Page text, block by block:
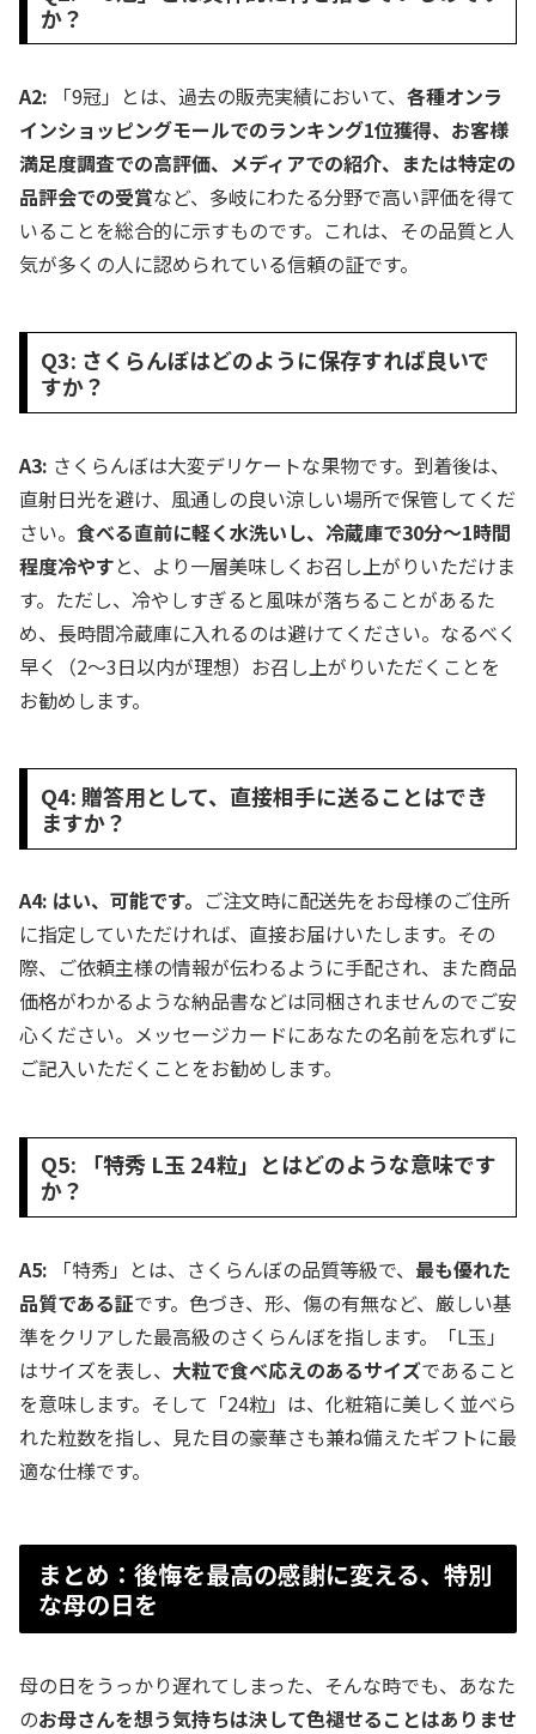
か？
A2: 「9冠」とは、過去の販売実績において、 各種オンラ
インショッピングモールでのランキング1位獲得、お客様
満足度調査での高評価、メディアでの紹介、または特定の
品評会での受賞など、多岐にわたる分野で高い評価を得て
いることを総合的に示すものです。これは、その品質と人
気が多くの人に認められている信頼の証です。
Q3: さくらんぼはどのように保存すれば良いで
すか？
A3: さくらんぼは大変デリケートな果物です。到着後は、
直射日光を避け、風通しの良い涼しい場所で保管してくだ
さい。 食べる直前に軽く水洗いし、冷蔵庫で30分～1時間
程度冷やすと、より一層美味しくお召し上がりいただけま
す。ただし、冷やしすぎると風味が落ちることがあるた
め、長時間冷蔵庫に入れるのは避けてください。なるべく
早く（2～3日以内が理想）お召し上がりいただくことを
お勧めします。
Q4: 贈答用として、直接相手に送ることはでき
ますか？
A4: はい、可能です。 ご注文時に配送先をお母様のご住所
に指定していただければ、直接お届けいたします。その
際、ご依頼主様の情報が伝わるように手配され、また商品
価格がわかるような納品書などは同梱されませんのでご安
心ください。メッセージカードにあなたの名前を忘れずに
ご記入いただくことをお勧めします。
Q5: 「特秀 L玉 24粒」とはどのような意味です
か？
A5: 「特秀」とは、さくらんぼの品質等級で、 最も優れた
品質である証です。色づき、形、傷の有無など、厳しい基
準をクリアした最高級のさくらんぼを指します。「L玉」
はサイズを表し、 大粒で食べ応えのあるサイズであること
を意味します。そして「24粒」は、化粧箱に美しく並べら
れた粒数を指し、見た目の豪華さも兼ね備えたギフトに最
適な仕様です。
まとめ：後悔を最高の感謝に変える、特別
な母の日を
母の日をうっかり遅れてしまった、そんな時でも、あなた
のお母さんを想う気持ちは決して色褪せることはありませ